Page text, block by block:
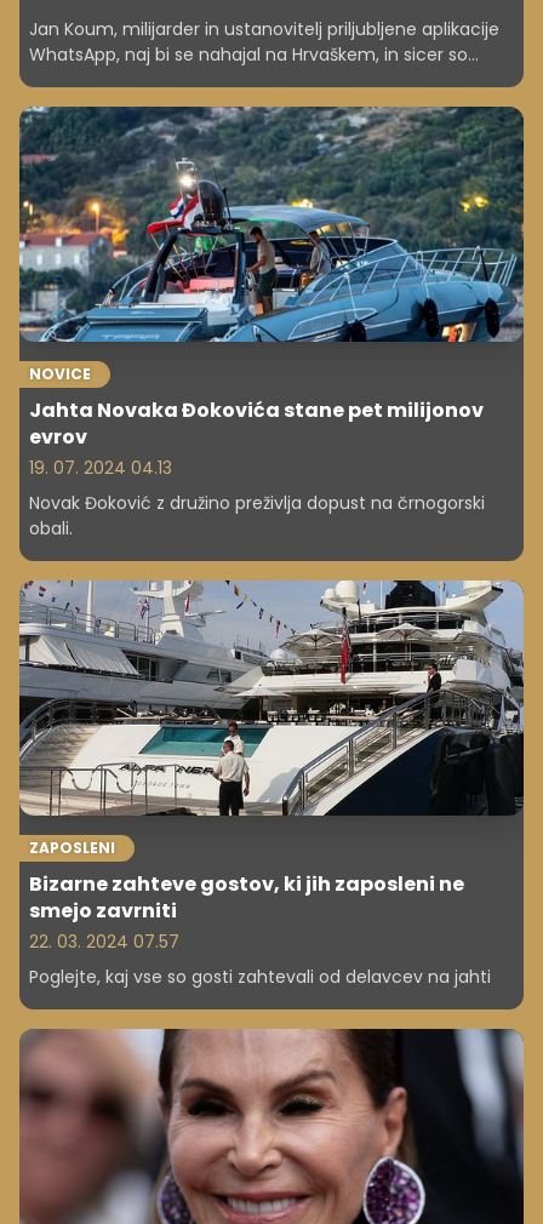
Jan Koum, milijarder in ustanovitelj priljubljene aplikacije
WhatsApp, naj bi se nahajal na Hrvaškem, in sicer so
njegovo luksuzno jahto, vredno okoli 185 milijonov evrov,
opazili med otokoma Lopud in Šipan. To prestižno super
jahto, ki meri kar 100 metrov, je skoraj nemogoče zgrešiti,
zato ni presenetljivo, da je vzbudila ogromno pozornosti.
NOVICE
Jahta Novaka Đokovića stane pet milijonov
evrov
19. 07. 2024 04.13
Novak Đoković z družino preživlja dopust na črnogorski
obali.
ZAPOSLENI
Bizarne zahteve gostov, ki jih zaposleni ne
smejo zavrniti
22. 03. 2024 07.57
Poglejte, kaj vse so gosti zahtevali od delavcev na jahti